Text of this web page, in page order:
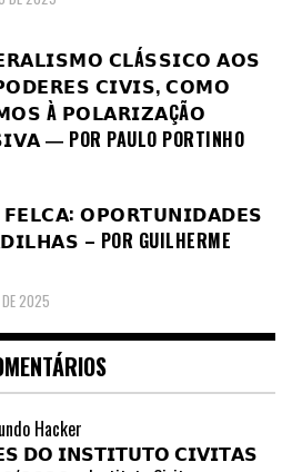
𝗖𝗟Á𝗦𝗦𝗜𝗖𝗢 𝗔𝗢𝗦
𝗖𝗜𝗩𝗜𝗦, 𝗖𝗢𝗠𝗢
À 𝗣𝗢𝗟𝗔𝗥𝗜𝗭𝗔ÇÃ𝗢
― POR PAULO PORTINHO
𝗙𝗘𝗟𝗖𝗔: 𝗢𝗣𝗢𝗥𝗧𝗨𝗡𝗜𝗗𝗔𝗗𝗘𝗦
– POR GUILHERME
DE 2025
Hacker
𝗗𝗢 𝗜𝗡𝗦𝗧𝗜𝗧𝗨𝗧𝗢 𝗖𝗜𝗩𝗜𝗧𝗔𝗦